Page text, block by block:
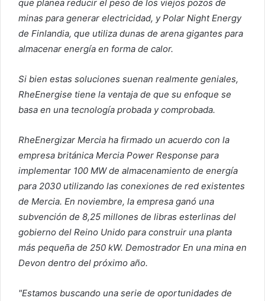
que planea reducir el peso de los viejos pozos de
minas para generar electricidad, y Polar Night Energy
de Finlandia, que utiliza dunas de arena gigantes para
almacenar energía en forma de calor.
Si bien estas soluciones suenan realmente geniales,
RheEnergise tiene la ventaja de que su enfoque se
basa en una tecnología probada y comprobada.
RheEnergizar Mercia ha firmado un acuerdo con la
empresa británica Mercia Power Response para
implementar 100 MW de almacenamiento de energía
para 2030 utilizando las conexiones de red existentes
de Mercia. En noviembre, la empresa ganó una
subvención de 8,25 millones de libras esterlinas del
gobierno del Reino Unido para construir una planta
más pequeña de 250 kW. Demostrador En una mina en
Devon dentro del próximo año.
"Estamos buscando una serie de oportunidades de